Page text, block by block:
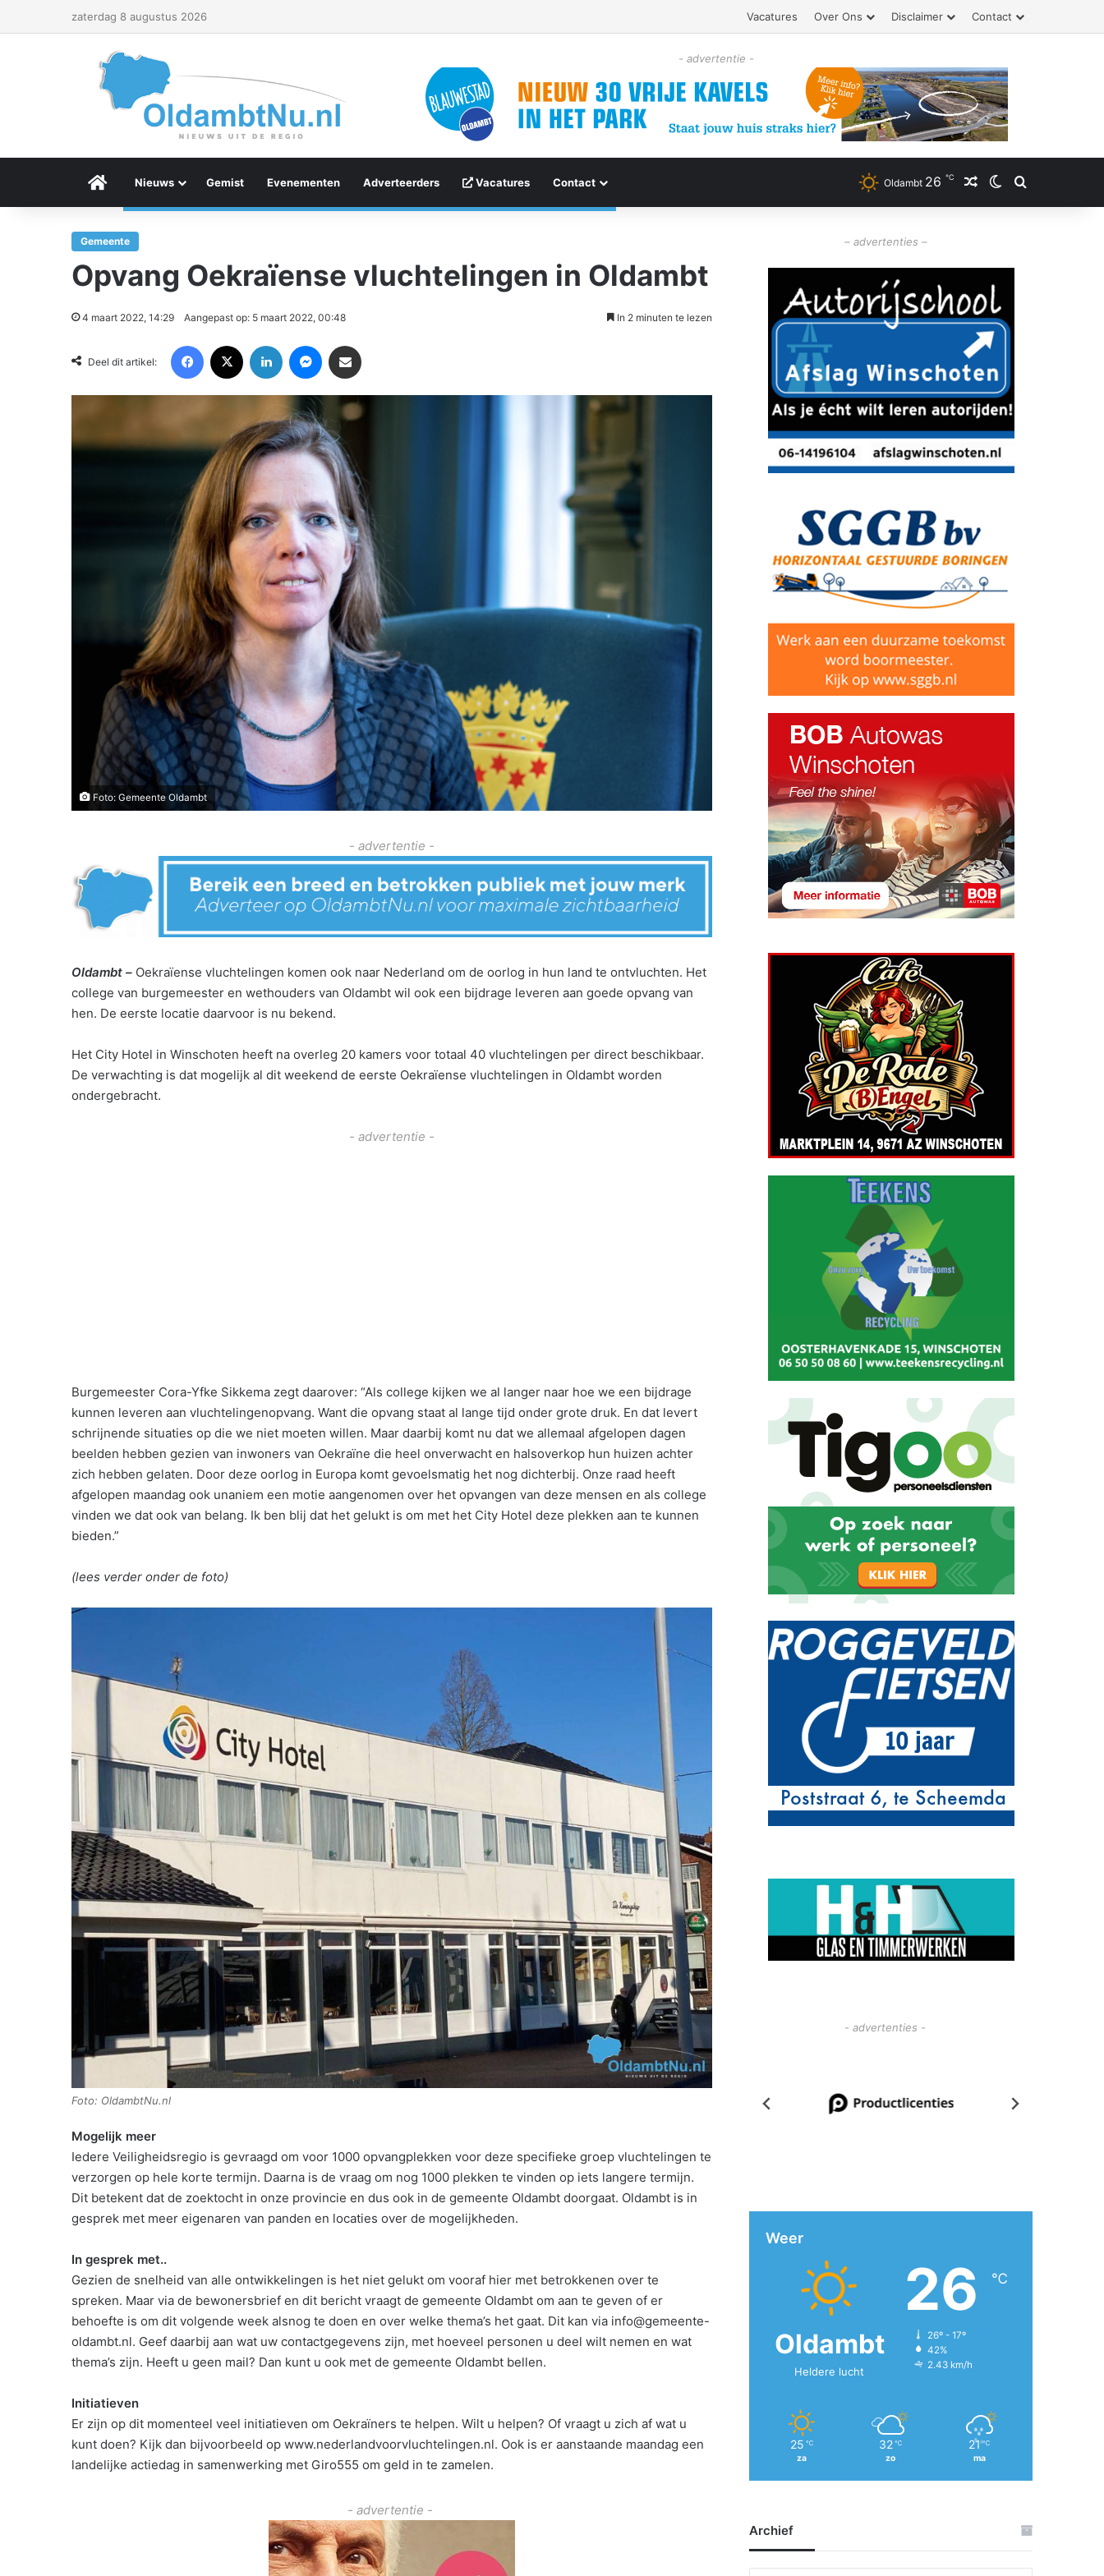
zaterdag 8 augustus 2026 Vacatures Over Ons Disclaimer Contact
- advertentie -
Menu Item
Nieuws Gemist Evenementen Adverteerders Vacatures Contact Oldambt 26 ℃ Willekeurig artikel
Switch skin
Zoeken
Gemeente
Opvang Oekraïense vluchtelingen in Oldambt
4 maart 2022, 14:29 Aangepast op: 5 maart 2022, 00:48 In 2 minuten te lezen
Deel dit artikel:
Foto: Gemeente Oldambt
- advertentie -
Oldambt – Oekraïense vluchtelingen komen ook naar Nederland om de oorlog in hun land te ontvluchten. Het
college van burgemeester en wethouders van Oldambt wil ook een bijdrage leveren aan goede opvang van
hen. De eerste locatie daarvoor is nu bekend.
Het City Hotel in Winschoten heeft na overleg 20 kamers voor totaal 40 vluchtelingen per direct beschikbaar.
De verwachting is dat mogelijk al dit weekend de eerste Oekraïense vluchtelingen in Oldambt worden
ondergebracht.
- advertentie -
Burgemeester Cora-Yfke Sikkema zegt daarover: “Als college kijken we al langer naar hoe we een bijdrage
kunnen leveren aan vluchtelingenopvang. Want die opvang staat al lange tijd onder grote druk. En dat levert
schrijnende situaties op die we niet moeten willen. Maar daarbij komt nu dat we allemaal afgelopen dagen
beelden hebben gezien van inwoners van Oekraïne die heel onverwacht en halsoverkop hun huizen achter
zich hebben gelaten. Door deze oorlog in Europa komt gevoelsmatig het nog dichterbij. Onze raad heeft
afgelopen maandag ook unaniem een motie aangenomen over het opvangen van deze mensen en als college
vinden we dat ook van belang. Ik ben blij dat het gelukt is om met het City Hotel deze plekken aan te kunnen
bieden.”
(lees verder onder de foto)
Foto: OldambtNu.nl
Mogelijk meer
Iedere Veiligheidsregio is gevraagd om voor 1000 opvangplekken voor deze specifieke groep vluchtelingen te
verzorgen op hele korte termijn. Daarna is de vraag om nog 1000 plekken te vinden op iets langere termijn.
Dit betekent dat de zoektocht in onze provincie en dus ook in de gemeente Oldambt doorgaat. Oldambt is in
gesprek met meer eigenaren van panden en locaties over de mogelijkheden.
In gesprek met..
Gezien de snelheid van alle ontwikkelingen is het niet gelukt om vooraf hier met betrokkenen over te
spreken. Maar via de bewonersbrief en dit bericht vraagt de gemeente Oldambt om aan te geven of er
behoefte is om dit volgende week alsnog te doen en over welke thema’s het gaat. Dit kan via info@gemeente-
oldambt.nl. Geef daarbij aan wat uw contactgegevens zijn, met hoeveel personen u deel wilt nemen en wat
thema’s zijn. Heeft u geen mail? Dan kunt u ook met de gemeente Oldambt bellen.
Initiatieven
Er zijn op dit momenteel veel initiatieven om Oekraïners te helpen. Wilt u helpen? Of vraagt u zich af wat u
kunt doen? Kijk dan bijvoorbeeld op www.nederlandvoorvluchtelingen.nl. Ook is er aanstaande maandag een
landelijke actiedag in samenwerking met Giro555 om geld in te zamelen.
- advertentie -
– advertenties –
- advertenties -
Weer
Oldambt
Heldere lucht
26 ℃
26º - 17º
42%
2.43 km/h
25 ℃
za
32 ℃
zo
21 ℃
ma
Archief